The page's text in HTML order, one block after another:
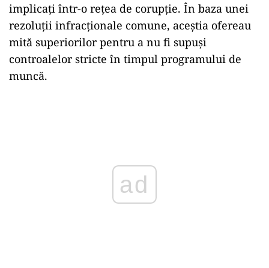
implicați într-o rețea de corupție. În baza unei
rezoluții infracționale comune, aceștia ofereau
mită superiorilor pentru a nu fi supuși
controalelor stricte în timpul programului de
muncă.